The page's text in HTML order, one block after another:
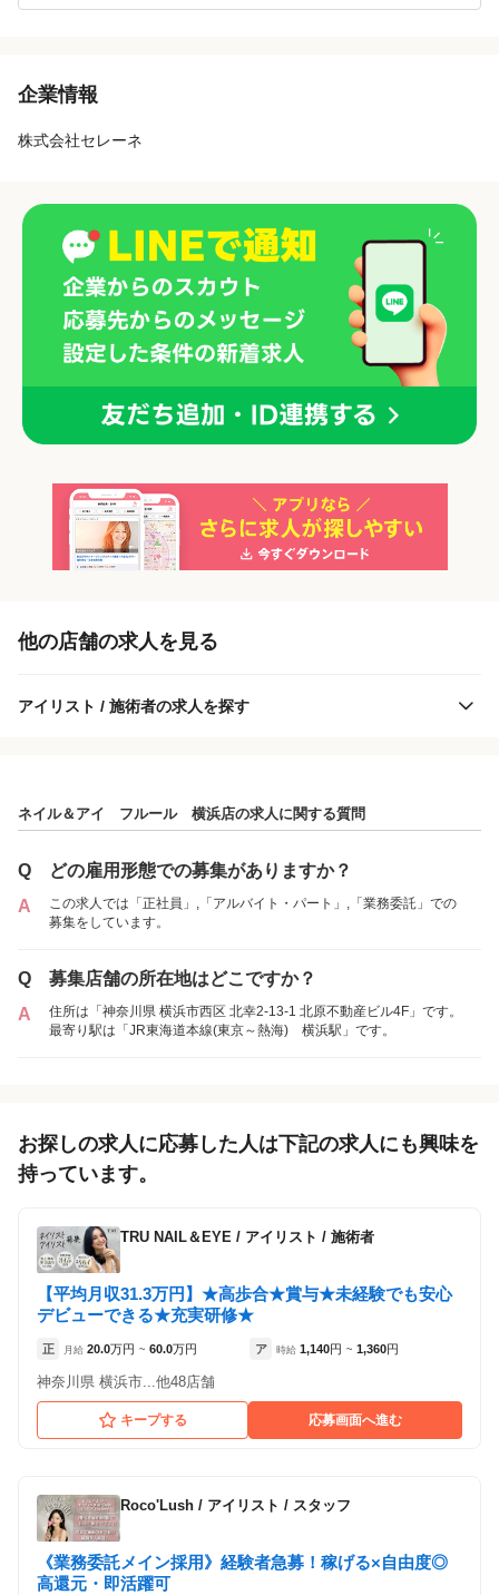
企業情報
株式会社セレーネ
「正社員」を募集している店舗
各店舗の特色（詳しい給与、一緒に働くスタッフ、サービスメニュー、客層
など）が見られます
「アルバイト・パート」を募集している店舗
各店舗の特色（詳しい給与、一緒に働くスタッフ、サービスメニュー、客層
など）が見られます
ネイル＆アイ フルール 横浜店
（神奈川県横浜市:横浜駅 徒歩 14分 ）
「業務委託」を募集している店舗
各店舗の特色（詳しい給与、一緒に働くスタッフ、サービスメニュー、客層
など）が見られます
ネイル＆アイ フルール 横浜店
（神奈川県横浜市:横浜駅 徒歩 14分 ）
正社員
アルバイト・
パート
業務委託
他の店舗の求人を見る
アイリスト / 施術者の求人を探す
ネイル＆アイ フルール 横浜店の求人に関する質問
Q
どの雇用形態での募集がありますか？
A
この求人では「正社員」,「アルバイト・パート」,「業務委託」での
募集をしています。
Q
募集店舗の所在地はどこですか？
A
住所は「神奈川県 横浜市西区 北幸2-13-1 北原不動産ビル4F」です。
最寄り駅は「JR東海道本線(東京～熱海) 横浜駅」です。
お探しの求人に応募した人は下記の求人にも興味を
持っています。
TRU NAIL＆EYE / アイリスト / 施術者
【平均月収31.3万円】★高歩合★賞与★未経験でも安心
デビューできる★充実研修★
正 月給 20.0万円 ~ 60.0万円 ア 時給 1,140円 ~ 1,360円
神奈川県 横浜市...他48店舗
キープする 応募画面へ進む
Roco'Lush / アイリスト / スタッフ
《業務委託メイン採用》経験者急募！稼げる×自由度◎
高還元・即活躍可